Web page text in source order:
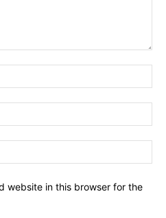
website in this browser for the